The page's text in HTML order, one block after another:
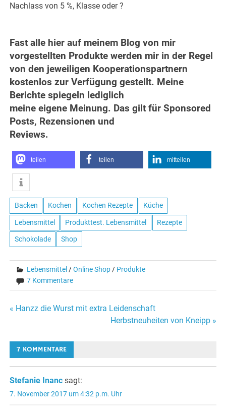
Nachlass von 5 %, Klasse oder ?
Fast alle hier auf meinem Blog von mir
vorgestellten Produkte werden mir in der Regel
von den jeweiligen Kooperationspartnern
kostenlos zur Verfügung gestellt. Meine
Berichte spiegeln lediglich
meine eigene Meinung. Das gilt für Sponsored
Posts, Rezensionen und
Reviews.
teilen teilen mitteilen
Backen Kochen Kochen Rezepte Küche
Lebensmittel Produkttest. Lebensmittel Rezepte
Schokolade Shop
Lebensmittel /Online Shop/ Produkte
7 Kommentare
Beitragsnavigation
« Hanzz die Wurst mit extra Leidenschaft
Herbstneuheiten von Kneipp »
7 KOMMENTARE
Stefanie Inanc sagt:
7. November 2017 um 4:32 p.m. Uhr